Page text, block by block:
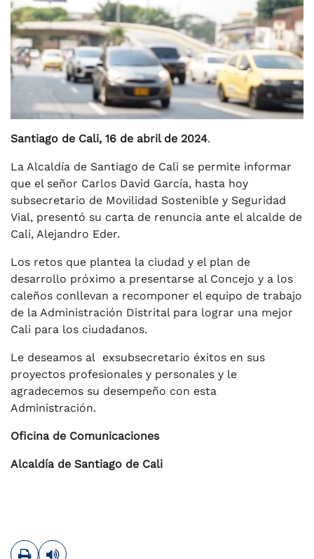
Santiago de Cali, 16 de abril de 2024.
La Alcaldía de Santiago de Cali se permite informar
que el señor Carlos David García, hasta hoy
subsecretario de Movilidad Sostenible y Seguridad
Vial, presentó su carta de renuncia ante el alcalde de
Cali, Alejandro Eder.
Los retos que plantea la ciudad y el plan de
desarrollo próximo a presentarse al Concejo y a los
caleños conllevan a recomponer el equipo de trabajo
de la Administración Distrital para lograr una mejor
Cali para los ciudadanos.
Le deseamos al exsubsecretario éxitos en sus
proyectos profesionales y personales y le
agradecemos su desempeño con esta
Administración.
Oficina de Comunicaciones
Alcaldía de Santiago de Cali
ImprimirLeer contenido